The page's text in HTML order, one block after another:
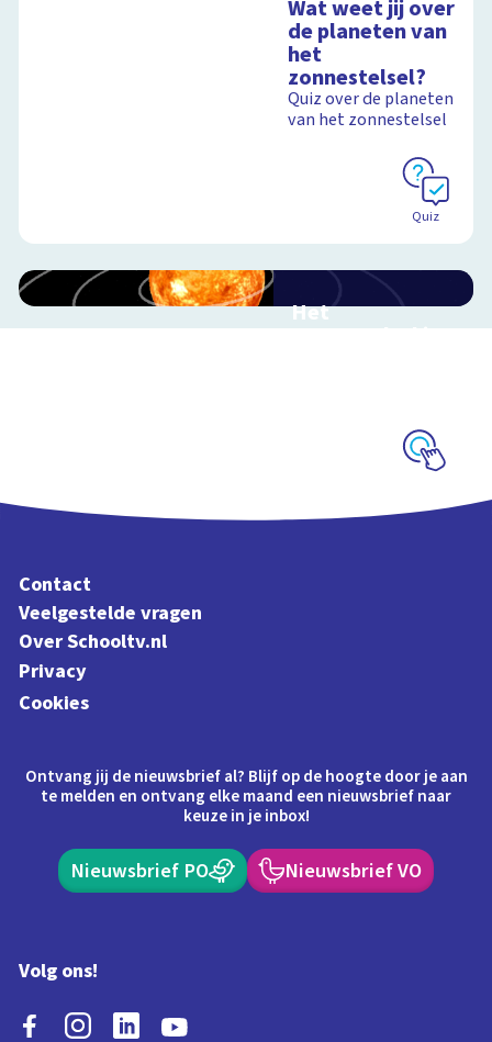
de dampkring
Schoolplaat
schoolplaat langs de
planeten
Schoolplaat
Wat weet jij over
de planeten van
het
zonnestelsel?
Quiz over de planeten
van het zonnestelsel
Quiz
Het
zonnestelsel in
Contact
Veelgestelde vragen
Over Schooltv.nl
Privacy
Cookies
Ontvang jij de nieuwsbrief al? Blijf op de hoogte door je aan
te melden en ontvang elke maand een nieuwsbrief naar
keuze in je inbox!
Nieuwsbrief PO Nieuwsbrief VO
Volg ons!